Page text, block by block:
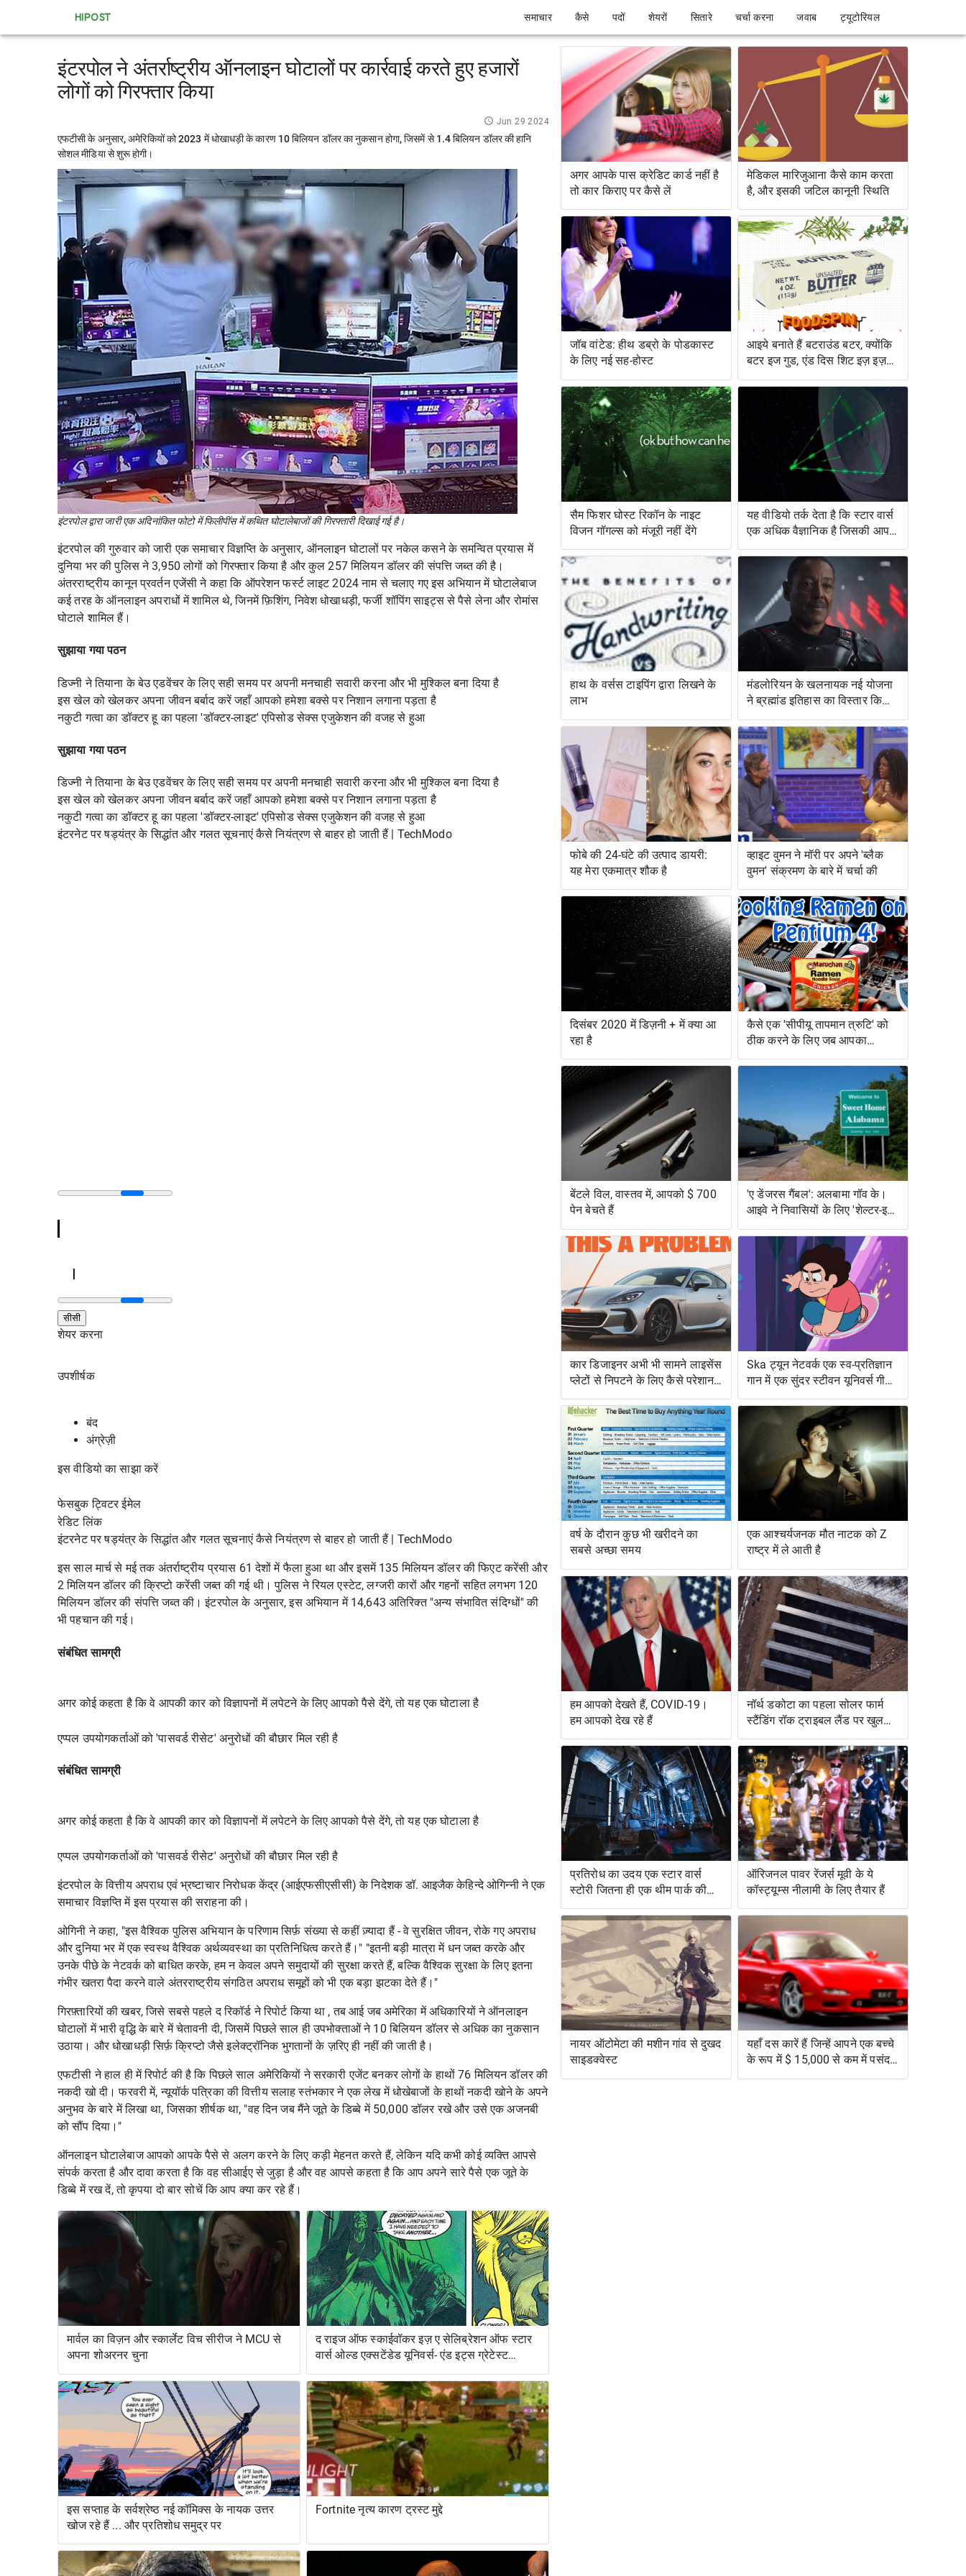
HIPOST समाचार कैसे पदों शेयरों सितारे चर्चा करना जवाब ट्यूटोरियल
इंटरपोल ने अंतर्राष्ट्रीय ऑनलाइन घोटालों पर कार्रवाई करते हुए हजारों
लोगों को गिरफ्तार किया
Jun 29 2024
एफटीसी के अनुसार, अमेरिकियों को 2023 में धोखाधड़ी के कारण 10 बिलियन डॉलर का नुकसान होगा, जिसमें से 1.4 बिलियन डॉलर की हानि
सोशल मीडिया से शुरू होगी।
इंटरपोल द्वारा जारी एक अदिनांकित फोटो में फिलीपींस में कथित घोटालेबाजों की गिरफ्तारी दिखाई गई है।
इंटरपोलकी गुरुवार को जारी एक समाचार विज्ञप्ति के अनुसार, ऑनलाइन घोटालों पर नकेल कसने के समन्वित प्रयास में
दुनिया भर की पुलिस ने 3,950 लोगों को गिरफ्तार किया है और कुल 257 मिलियन डॉलर की संपत्ति जब्त की है।
अंतरराष्ट्रीय कानून प्रवर्तन एजेंसी ने कहा कि ऑपरेशन फर्स्ट लाइट 2024 नाम से चलाए गए इस अभियान में घोटालेबाज
कई तरह के ऑनलाइन अपराधों में शामिल थे, जिनमें फ़िशिंग, निवेश धोखाधड़ी, फर्जी शॉपिंग साइट्स से पैसे लेना और रोमांस
घोटाले शामिल हैं।
सुझाया गया पठन
डिज्नी ने तियाना के बेउ एडवेंचर के लिए सही समय पर अपनी मनचाही सवारी करना और भी मुश्किल बना दिया है
इस खेल को खेलकर अपना जीवन बर्बाद करें जहाँ आपको हमेशा बक्से पर निशान लगाना पड़ता है
नकुटी गत्वा का डॉक्टर हू का पहला 'डॉक्टर-लाइट' एपिसोड सेक्स एजुकेशन की वजह से हुआ
सुझाया गया पठन
डिज्नी ने तियाना के बेउ एडवेंचर के लिए सही समय पर अपनी मनचाही सवारी करना और भी मुश्किल बना दिया है
इस खेल को खेलकर अपना जीवन बर्बाद करें जहाँ आपको हमेशा बक्से पर निशान लगाना पड़ता है
नकुटी गत्वा का डॉक्टर हू का पहला 'डॉक्टर-लाइट' एपिसोड सेक्स एजुकेशन की वजह से हुआ
इंटरनेट पर षड्यंत्र के सिद्धांत और गलत सूचनाएं कैसे नियंत्रण से बाहर हो जाती हैं | TechModo
सीसी
शेयर करना
उपशीर्षक
बंद
अंग्रेज़ी
इस वीडियो का साझा करें
फेसबुक ट्विटर ईमेल
रेडिटलिंक
इंटरनेट पर षड्यंत्र के सिद्धांत और गलत सूचनाएं कैसे नियंत्रण से बाहर हो जाती हैं | TechModo
इस साल मार्च से मई तक अंतर्राष्ट्रीय प्रयास 61 देशों में फैला हुआ था और इसमें 135 मिलियन डॉलर की फिएट करेंसी और
2 मिलियन डॉलर की क्रिप्टो करेंसी जब्त की गई थी। पुलिस ने रियल एस्टेट, लग्जरी कारों और गहनों सहित लगभग 120
मिलियन डॉलर की संपत्ति जब्त की। इंटरपोल के अनुसार, इस अभियान में 14,643 अतिरिक्त "अन्य संभावित संदिग्धों" की
भी पहचान की गई।
संबंधित सामग्री
अगर कोई कहता है कि वे आपकी कार को विज्ञापनों में लपेटने के लिए आपको पैसे देंगे, तो यह एक घोटाला है
एप्पल उपयोगकर्ताओं को 'पासवर्ड रीसेट' अनुरोधों की बौछार मिल रही है
संबंधित सामग्री
अगर कोई कहता है कि वे आपकी कार को विज्ञापनों में लपेटने के लिए आपको पैसे देंगे, तो यह एक घोटाला है
एप्पल उपयोगकर्ताओं को 'पासवर्ड रीसेट' अनुरोधों की बौछार मिल रही है
इंटरपोल के वित्तीय अपराध एवं भ्रष्टाचार निरोधक केंद्र (आईएफसीएसीसी) के निदेशक डॉ. आइजैक केहिन्दे ओगिन्नी ने एक
समाचार विज्ञप्ति में इस प्रयास की सराहना की।
ओगिनी ने कहा, "इस वैश्विक पुलिस अभियान के परिणाम सिर्फ़ संख्या से कहीं ज़्यादा हैं - वे सुरक्षित जीवन, रोके गए अपराध
और दुनिया भर में एक स्वस्थ वैश्विक अर्थव्यवस्था का प्रतिनिधित्व करते हैं।" "इतनी बड़ी मात्रा में धन जब्त करके और
उनके पीछे के नेटवर्क को बाधित करके, हम न केवल अपने समुदायों की सुरक्षा करते हैं, बल्कि वैश्विक सुरक्षा के लिए इतना
गंभीर खतरा पैदा करने वाले अंतरराष्ट्रीय संगठित अपराध समूहों को भी एक बड़ा झटका देते हैं।"
गिरफ़्तारियों की खबर, जिसे सबसे पहलेद रिकॉर्ड ने रिपोर्ट किया था , तब आई जब अमेरिका में अधिकारियों ने ऑनलाइन
घोटालों में भारी वृद्धि के बारे में चेतावनी दी, जिसमें पिछले साल ही उपभोक्ताओं ने 10 बिलियन डॉलरसे अधिक का नुकसान
उठाया। और धोखाधड़ी सिर्फ़ क्रिप्टो जैसे इलेक्ट्रॉनिक भुगतानों के ज़रिए ही नहीं की जाती है।
एफटीसी ने हाल ही में रिपोर्ट की है कि पिछले साल अमेरिकियों ने सरकारी एजेंट बनकर लोगों के हाथों76 मिलियन डॉलर की
नकदी खो दी। फरवरी में, न्यूयॉर्क पत्रिका की वित्तीय सलाह स्तंभकार ने एक लेख में धोखेबाजों के हाथों नकदी खोने के अपने
अनुभव के बारे में लिखा था, जिसका शीर्षक था, "वह दिन जब मैंने जूते के डिब्बे में 50,000 डॉलर रखे और उसे एक अजनबी
को सौंप दिया।"
ऑनलाइन घोटालेबाज आपको आपके पैसे से अलग करने के लिए कड़ी मेहनत करते हैं, लेकिन यदि कभी कोई व्यक्ति आपसे
संपर्क करता है और दावा करता है कि वह सीआईए से जुड़ा है और वह आपसे कहता है कि आप अपने सारे पैसे एक जूते के
डिब्बे में रख दें, तो कृपया दो बार सोचें कि आप क्या कर रहे हैं।
मार्वल का विज़न और स्कार्लेट विच सीरीज ने MCU से
अपना शोअरनर चुना
द राइज ऑफ स्काईवॉकर इज़ ए सेलिब्रेशन ऑफ स्टार
वार्स ओल्ड एक्सटेंडेड यूनिवर्स- एंड इट्स ग्रेटेस्ट
रेस्ट्यूडिएशन
इस सप्ताह के सर्वश्रेष्ठ नई कॉमिक्स के नायक उत्तर
खोज रहे हैं ... और प्रतिशोध समुद्र पर
Fortnite नृत्य कारण ट्रस्ट मुद्दे
अगर आपके पास क्रेडिट कार्ड नहीं है
तो कार किराए पर कैसे लें
मेडिकल मारिजुआना कैसे काम करता
है, और इसकी जटिल कानूनी स्थिति
जॉब वांटेड: हीथ डब्रो के पोडकास्ट
के लिए नई सह-होस्ट
आइये बनाते हैं बटराउंड बटर, क्योंकि
बटर इज गुड, एंड दिस शिट इज़ इज़
बेटर
सैम फिशर घोस्ट रिकॉन के नाइट
विजन गॉगल्स को मंजूरी नहीं देंगे
यह वीडियो तर्क देता है कि स्टार वार्स
एक अधिक वैज्ञानिक है जिसकी आप
कल्पना करेंगे
हाथ के वर्सस टाइपिंग द्वारा लिखने के
लाभ
मंडलोरियन के खलनायक नई योजना
ने ब्रह्मांड इतिहास का विस्तार किया
है
फोबे की 24-घंटे की उत्पाद डायरी:
यह मेरा एकमात्र शौक है
व्हाइट वुमन ने मॉरी पर अपने 'ब्लैक
वुमन' संक्रमण के बारे में चर्चा की
दिसंबर 2020 में डिज़नी + में क्या आ
रहा है
कैसे एक 'सीपीयू तापमान त्रुटि' को
ठीक करने के लिए जब आपका
कंप्यूटर बहुत गर्म हो जाता है
बेंटले विल, वास्तव में, आपको $ 700
पेन बेचते हैं
'ए डेंजरस गैंबल': अलबामा गॉव के।
आइवे ने निवासियों के लिए 'शेल्टर-इन-
प्लेस' के लिए मना कर दिया, विशेष
रूप से जोखिम में काले अलबामा को
छोड़कर
कार डिजाइनर अभी भी सामने लाइसेंस
प्लेटों से निपटने के लिए कैसे परेशान
हैं
Ska ट्यून नेटवर्क एक स्व-प्रतिज्ञान
गान में एक सुंदर स्टीवन यूनिवर्स गीत
को बदल देता है
वर्ष के दौरान कुछ भी खरीदने का
सबसे अच्छा समय
एक आश्चर्यजनक मौत नाटक को Z
राष्ट्र में ले आती है
हम आपको देखते हैं, COVID-19।
हम आपको देख रहे हैं
नॉर्थ डकोटा का पहला सोलर फार्म
स्टैंडिंग रॉक ट्राइबल लैंड पर खुलता
है
प्रतिरोध का उदय एक स्टार वार्स
स्टोरी जितना ही एक थीम पार्क की
सवारी है
ऑरिजनल पावर रेंजर्स मूवी के ये
कॉस्ट्यूम्स नीलामी के लिए तैयार हैं
नायर ऑटोमेटा की मशीन गांव से दुखद
साइडक्वेस्ट
यहाँ दस कारें हैं जिन्हें आपने एक बच्चे
के रूप में $ 15,000 से कम में पसंद
किया था